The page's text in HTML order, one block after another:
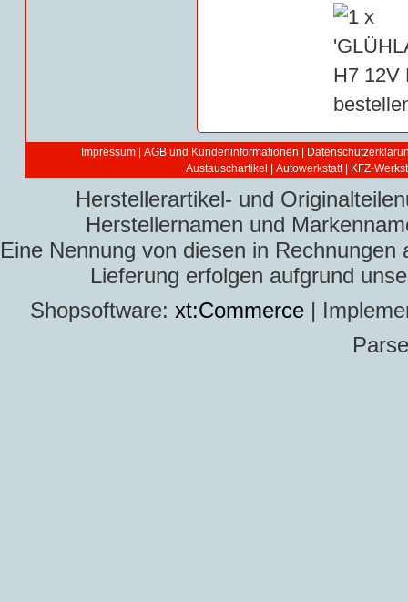
Impressum AGB und Kundeninformationen
Austauschartikel
Autowerkstatt | KFZ-
Herstellerartikel- und
Herstellernamen und
Eine Nennung von diesen in
Lieferung erfolgen aufgrund
Shopsoftware: xt:Commerce |